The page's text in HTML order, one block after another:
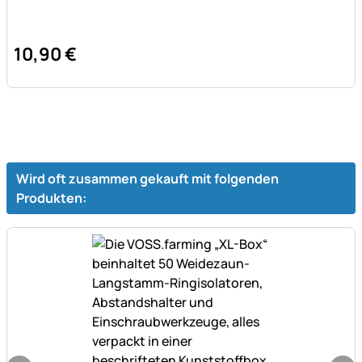
10,90€
Wird oft zusammen gekauft mit folgenden
Produkten: